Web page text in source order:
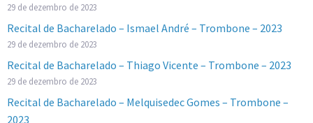
29 de dezembro de 2023
Recital de Bacharelado – Ismael André – Trombone – 2023
29 de dezembro de 2023
Recital de Bacharelado – Thiago Vicente – Trombone – 2023
29 de dezembro de 2023
Recital de Bacharelado – Melquisedec Gomes – Trombone –
2023